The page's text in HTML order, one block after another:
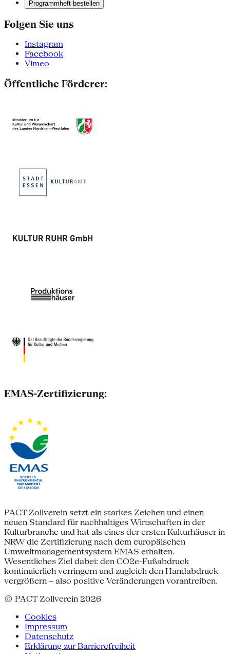
Programmheft bestellen
Folgen Sie uns
Instagram
Facebook
Vimeo
Öffentliche Förderer:
EMAS-Zertifizierung:
PACT Zollverein setzt ein starkes Zeichen und einen
neuen Standard für nachhaltiges Wirtschaften in der
Kulturbranche und hat als eines der ersten Kulturhäuser in
NRW die Zertifizierung nach dem europäischen
Umweltmanagementsystem EMAS erhalten.
Wesentliches Ziel dabei: den CO2e-Fußabdruck
kontinuierlich verringern und zugleich den Handabdruck
vergrößern – also positive Veränderungen vorantreiben.
© PACT Zollverein 2026
Cookies
Impressum
Datenschutz
Erklärung zur Barrierefreiheit